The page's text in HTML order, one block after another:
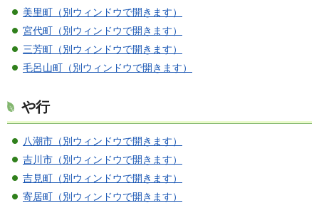
美里町（別ウィンドウで開きます）
宮代町（別ウィンドウで開きます）
三芳町（別ウィンドウで開きます）
毛呂山町（別ウィンドウで開きます）
や行
八潮市（別ウィンドウで開きます）
吉川市（別ウィンドウで開きます）
吉見町（別ウィンドウで開きます）
寄居町（別ウィンドウで開きます）